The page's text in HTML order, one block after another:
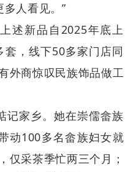
人看见。”
述新品自2025年底上
，线下50多家门店同
外商惊叹民族饰品做工
记家乡。她在崇儒畲族
动100多名畲族妇女就
仅采茶季忙两三个月；